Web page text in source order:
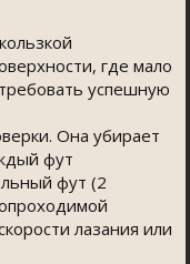
где мало
успешную
Она убирает
фут
фут (2
лазания или